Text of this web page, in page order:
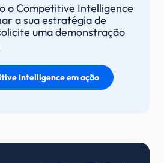
o Competitive Intelligence
a sua estratégia de
uma demonstração
Intelligence em ação